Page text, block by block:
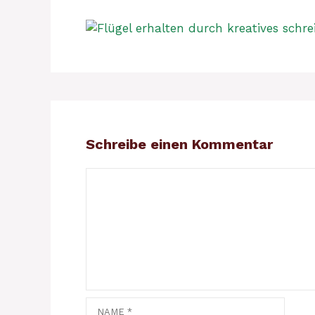
Schreibe einen Kommentar
Name